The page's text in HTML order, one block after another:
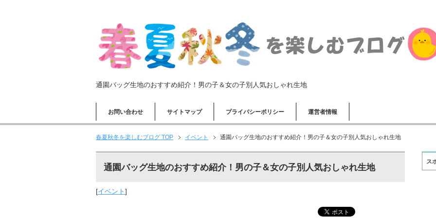
通園バッグ生地のおすすめ紹介！男の子＆女の子別人気おしゃれ生地
お問い合わせ サイトマップ プライバシーポリシー 運営者情報
春夏秋冬を楽しむブログ TOP イベント 通園バッグ生地のおすすめ紹介！男の子＆女の子別人気おしゃれ生地
通園バッグ生地のおすすめ紹介！男の子＆女の子別人気おしゃれ生地
[イベント]
ス